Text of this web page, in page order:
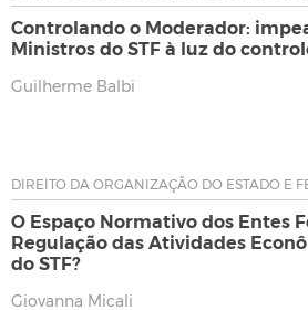
Controlando o Moderador:
Ministros do STF à luz do
Guilherme Balbi
DIREITO DA ORGANIZAÇÃO DO ESTADO E
O Espaço Normativo dos Entes
Regulação das Atividades
do STF?
Giovanna Micali